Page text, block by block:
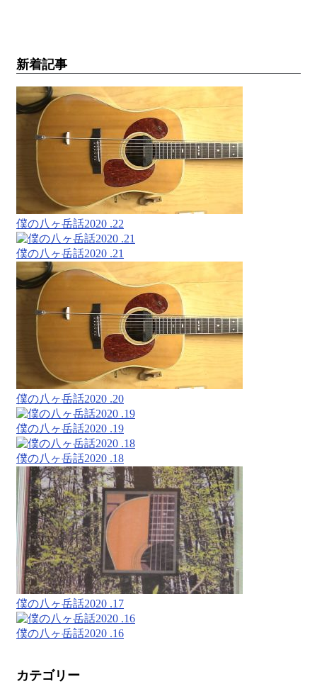
新着記事
僕の八ヶ岳話2020 .22
僕の八ヶ岳話2020 .21
僕の八ヶ岳話2020 .20
僕の八ヶ岳話2020 .19
僕の八ヶ岳話2020 .18
僕の八ヶ岳話2020 .17
僕の八ヶ岳話2020 .16
カテゴリー